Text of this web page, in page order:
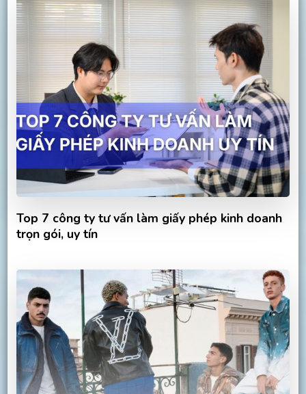
Top 7 công ty tư vấn làm giấy phép kinh doanh
trọn gói, uy tín